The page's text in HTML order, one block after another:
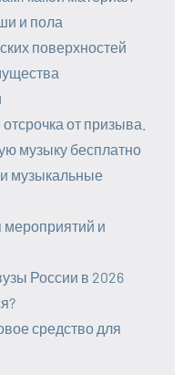
и пола
поверхностей
от призыва.
музыку бесплатно
музыкальные
и
России в 2026
средство для